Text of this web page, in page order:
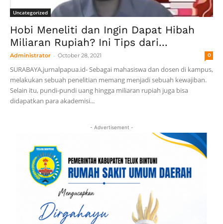
Uncategorized
Hobi Meneliti dan Ingin Dapat Hibah
Miliaran Rupiah? Ini Tips dari...
Administrator - October 28, 2021 0
SURABAYA,jurnalpapua.id- Sebagai mahasiswa dan dosen di kampus,
melakukan sebuah penelitian memang menjadi sebuah kewajiban.
Selain itu, pundi-pundi uang hingga miliaran rupiah juga bisa
didapatkan para akademisi...
- Advertisement -